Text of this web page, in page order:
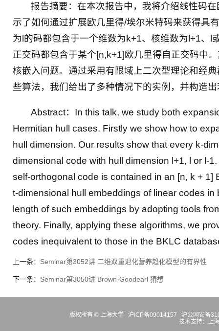
报告摘要：在本次报告中，我将介绍线性码
示了如何通过扩展欧几里得/埃尔米特码来获得具
为l的码都包含于一个维数为k+1、核维数为l+1、
正交码都包含于某个[n,k+1]欧几里得自正交码中
核嵌入问题。通过采用有限域上二次型理论和经
些算法，我们给出了多种情况下的实例，并构造
Abstract：In this talk, we study both
Hermitian hull cases. Firstly we show how to
hull dimension. Our results show that every k-
dimensional code with hull dimension l+1, l or l-
self-orthogonal code is contained in an [n, k +
t-dimensional hull embeddings of linear codes
length of such embeddings by adopting tools
theory. Finally, applying these algorithms, we
codes inequivalent to those in the BKLC
上一条： Seminar第3052讲 二维双重退化营养趋化模型的有界性
下一条： Seminar第3050讲 Brown-Goodearl 猜想
版权所有 © 上海大学 沪ICP备09014157
沪公网安备
技术支持：上